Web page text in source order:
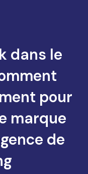
dans le
pour
marque
de